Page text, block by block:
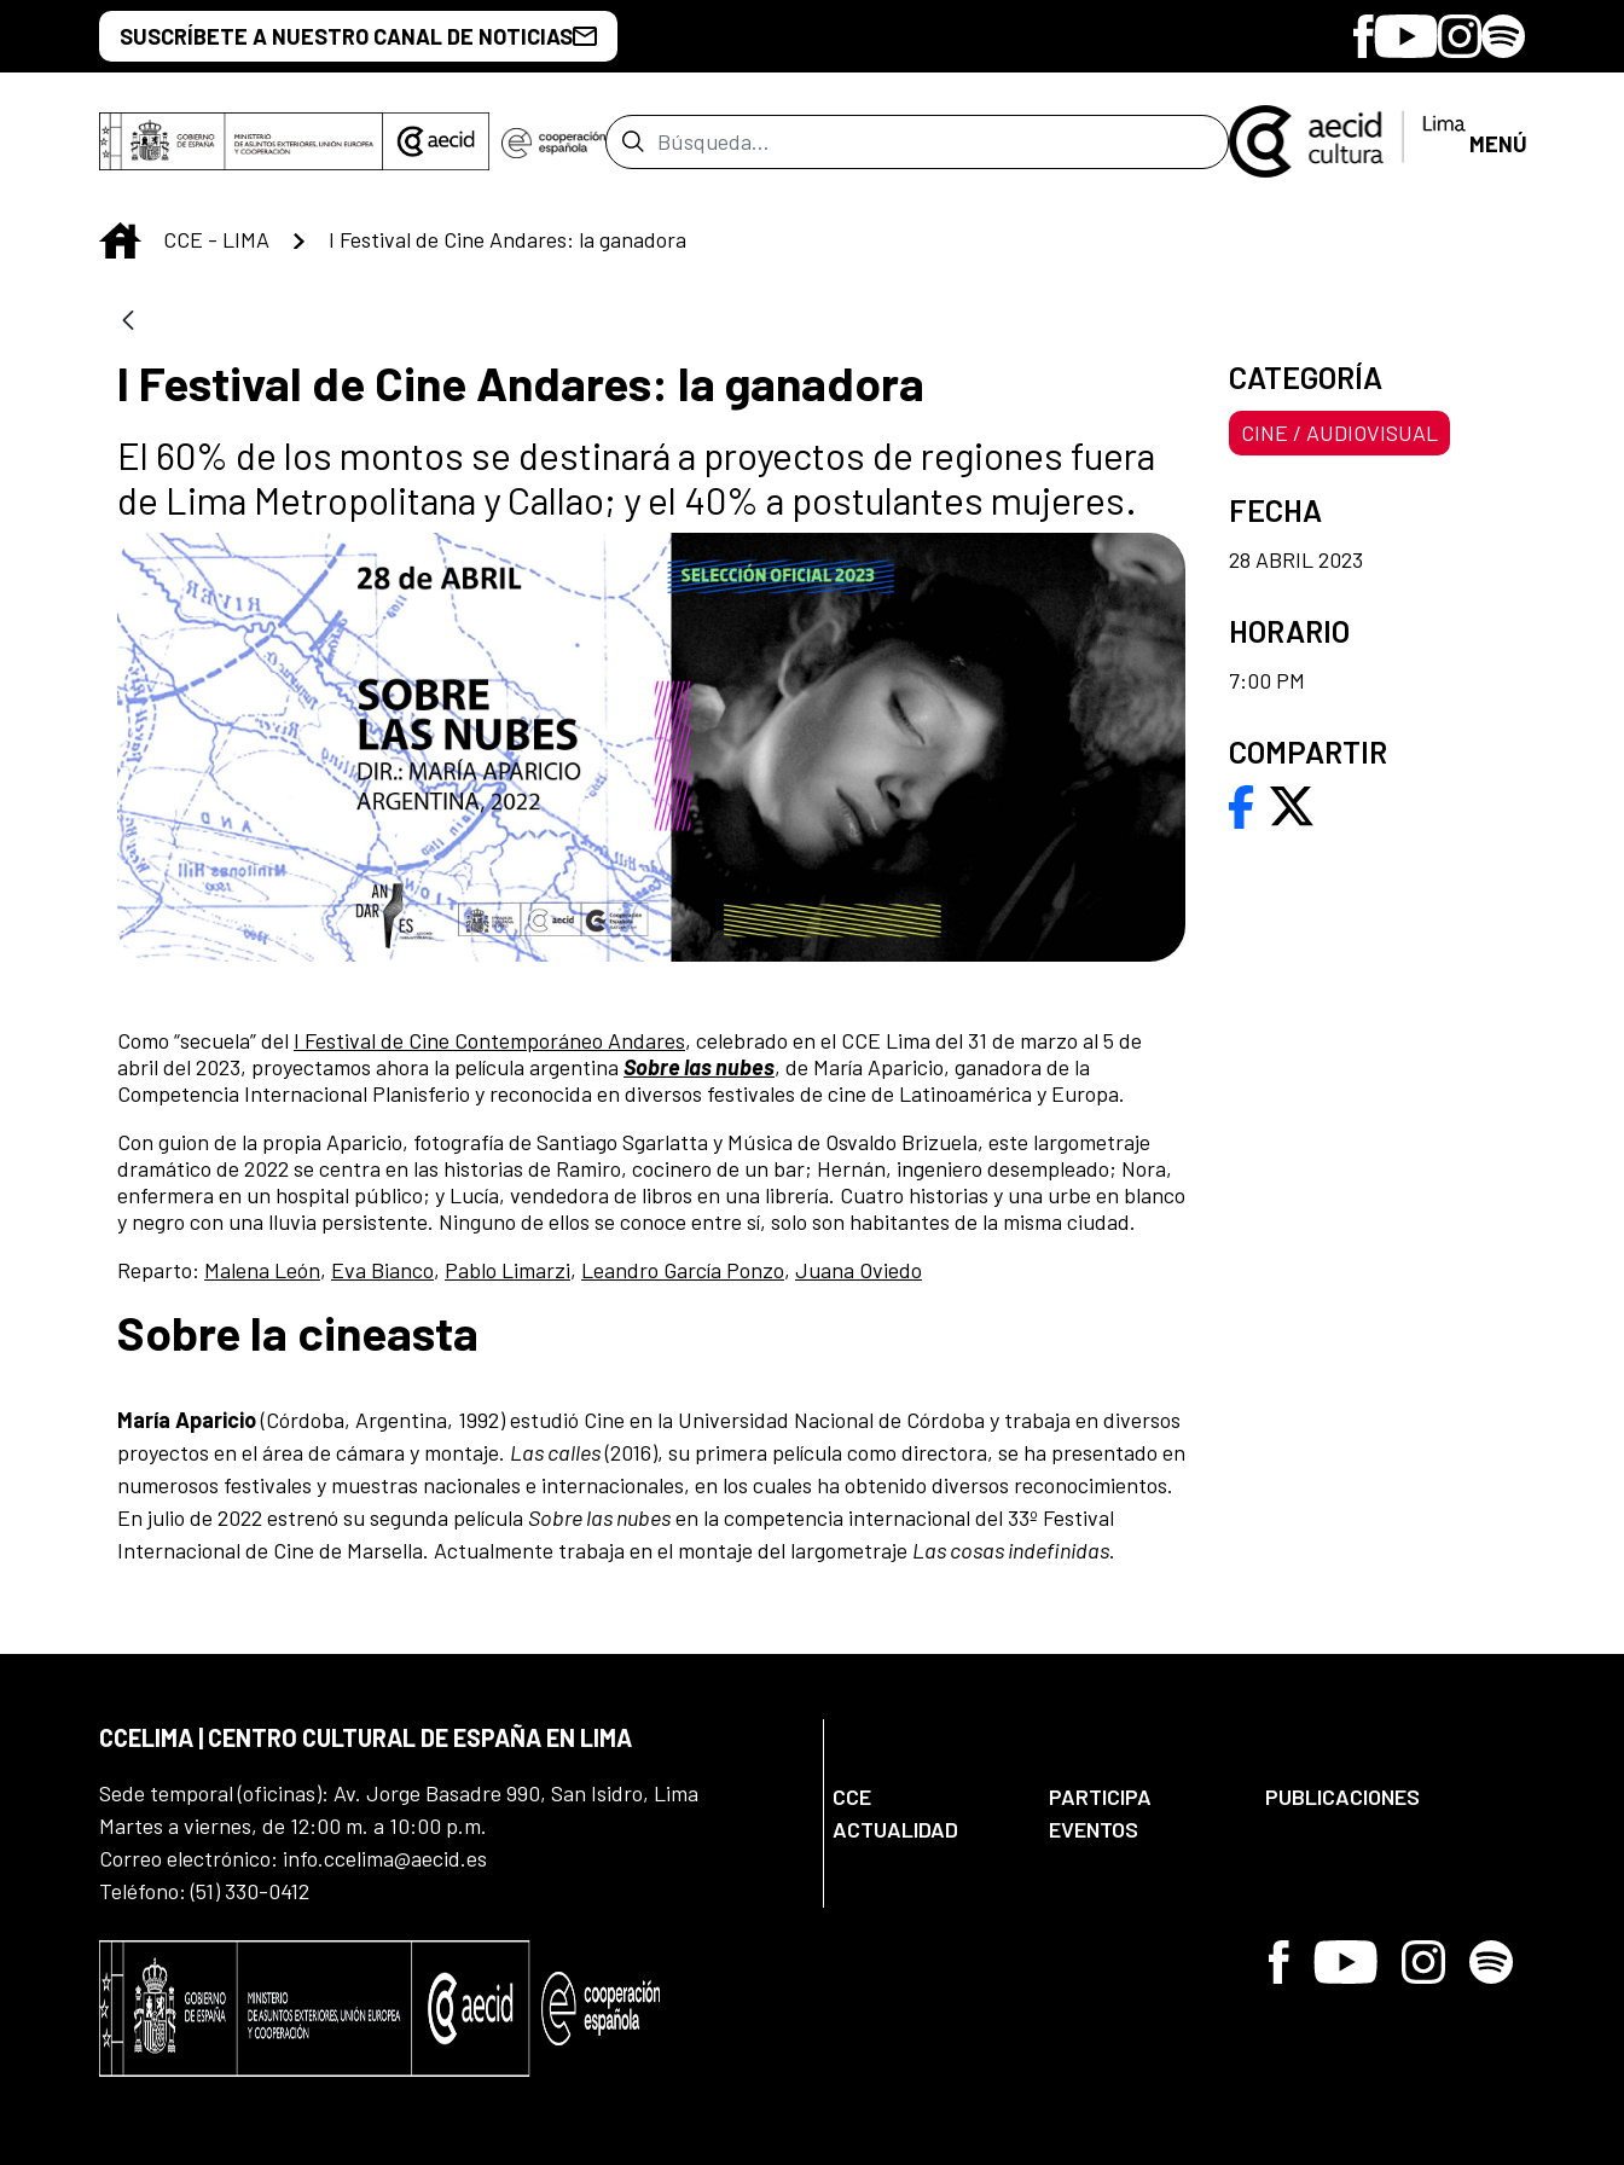
Saltar al contenido principal
SUSCRÍBETE A NUESTRO CANAL DE NOTICIAS Facebook
YoutubeInstagram
Spotify
Barra de búsqueda MENÚ
INICIO
CCE - LIMA I Festival de Cine Andares: la ganadora
I Festival de Cine Andares: la ganadora
El 60% de los montos se destinará a proyectos de regiones fuera
de Lima Metropolitana y Callao; y el 40% a postulantes mujeres.
Como “secuela” del I Festival de Cine Contemporáneo Andares, celebrado en el CCE Lima del 31 de marzo al 5 de
abril del 2023, proyectamos ahora la película argentina Sobre las nubes, de María Aparicio, ganadora de la
Competencia Internacional Planisferio y reconocida en diversos festivales de cine de Latinoamérica y Europa.
Con guion de la propia Aparicio, fotografía de Santiago Sgarlatta y Música de Osvaldo Brizuela, este largometraje
dramático de 2022 se centra en las historias de Ramiro, cocinero de un bar; Hernán, ingeniero desempleado; Nora,
enfermera en un hospital público; y Lucía, vendedora de libros en una librería. Cuatro historias y una urbe en blanco
y negro con una lluvia persistente. Ninguno de ellos se conoce entre sí, solo son habitantes de la misma ciudad.
Reparto: Malena León, Eva Bianco, Pablo Limarzi, Leandro García Ponzo, Juana Oviedo
Sobre la cineasta
María Aparicio(Córdoba, Argentina, 1992) estudió Cine en la Universidad Nacional de Córdoba y trabaja en diversos
proyectos en el área de cámara y montaje. Las calles(2016), su primera película como directora, se ha presentado en
numerosos festivales y muestras nacionales e internacionales, en los cuales ha obtenido diversos reconocimientos.
En julio de 2022 estrenó su segunda película Sobre las nubesen la competencia internacional del 33º Festival
Internacional de Cine de Marsella. Actualmente trabaja en el montaje del largometraje Las cosas indefinidas.
CATEGORÍA
CINE / AUDIOVISUAL
FECHA
28 ABRIL 2023
HORARIO
7:00 PM
COMPARTIR
CCELIMA | CENTRO CULTURAL DE ESPAÑA EN LIMA
Sede temporal (oficinas): Av. Jorge Basadre 990, San Isidro, Lima
Martes a viernes, de 12:00 m. a 10:00 p.m.
Correo electrónico: info.ccelima@aecid.es
Teléfono: (51) 330-0412
CCE PARTICIPA
PUBLICACIONES
ACTUALIDAD
EVENTOS
Facebook
Youtube InstagramSpotify